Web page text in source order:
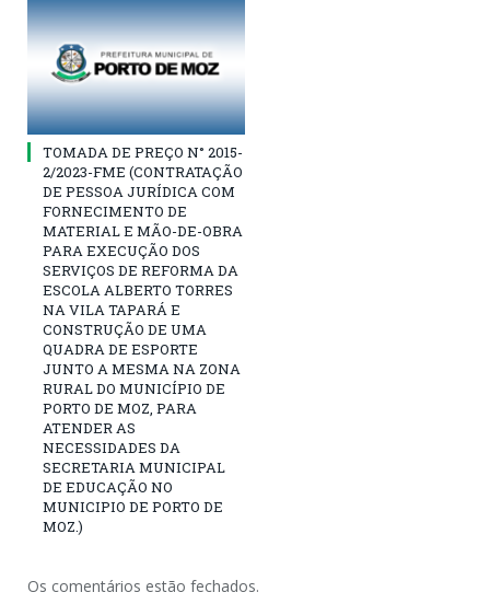
TOMADA DE PREÇO N° 2015-
2/2023-FME (CONTRATAÇÃO
DE PESSOA JURÍDICA COM
FORNECIMENTO DE
MATERIAL E MÃO-DE-OBRA
PARA EXECUÇÃO DOS
SERVIÇOS DE REFORMA DA
ESCOLA ALBERTO TORRES
NA VILA TAPARÁ E
CONSTRUÇÃO DE UMA
QUADRA DE ESPORTE
JUNTO A MESMA NA ZONA
RURAL DO MUNICÍPIO DE
PORTO DE MOZ, PARA
ATENDER AS
NECESSIDADES DA
SECRETARIA MUNICIPAL
DE EDUCAÇÃO NO
MUNICIPIO DE PORTO DE
MOZ.)
Os comentários estão fechados.